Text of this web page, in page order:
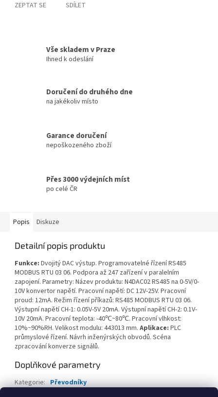
ZEPTAT SE SDÍLET
Vše skladem v Praze
Ihned k odeslání
Doručení do druhého dne
na jakékoliv místo
Garance doručení
nepoškozeného zboží
Přes 3000 výdejních míst
po celé ČR
Popis Diskuze
Detailní popis produktu
Funkce: Dvojitý DAC výstup. Programovatelné řízení RS485
MODBUS RTU 03 06. Podpora až 247 zařízení v paralelním
zapojení. Parametry: Název produktu: N4DAC02 RS485 na 0-5V/0-
10V konvertor napětí. Pracovní napětí: DC 12V-25V. Pracovní
proud: 12mA. Režim řízení příkazů: RS485 MODBUS RTU 03 06.
Výstupní napětí CH-1: 0.05V-5V 20mA. Výstupní napětí CH-2: 0.1V-
10V 20mA. Pracovní teplota: -40℃~80℃. Pracovní vlhkost:
10%~90%RH. Velikost modulu: 443013 mm. Aplikace: PLC
průmyslové řízení. Návrh inženýrských obvodů. Scéna
zpracování konverze signálů.
Doplňkové parametry
Kategorie: Převodníky